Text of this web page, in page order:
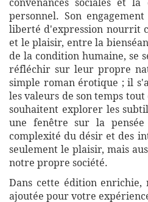
convenances sociales et la
personnel. Son
liberté d'expression nourrit
et le plaisir, entre la
de la condition humaine, se
réfléchir sur leur propre
simple roman érotique ; il
les valeurs de son temps
souhaitent explorer les
une fenêtre sur la
complexité du désir et des
seulement le plaisir, mais
notre propre société.
Dans cette édition enrichie,
ajoutée pour votre